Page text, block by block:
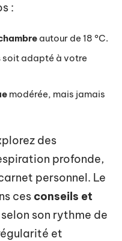
:
autour de 18 °C.
soit adapté à votre
modérée, mais jamais
des
profonde,
personnel. Le
ces conseils et
son rythme de
et